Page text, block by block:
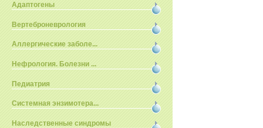
Адаптогены
Вертеброневрология
Аллергические заболе...
Нефрология. Болезни ...
Педиатрия
Системная энзимотера...
Наследственные синдромы